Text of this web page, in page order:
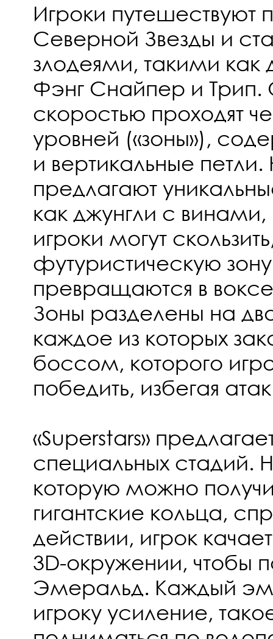
Игроки путешествуют
Северной Звезды и
злодеями, такими как
Фэнг Снайпер и Трип.
скоростью проходят
уровней («зоны»),
и вертикальные
предлагают
как джунгли с
игроки могут
футуристическую
превращаются в
Зоны разделены на
каждое из которых
боссом, которого
победить, избегая
«Superstars»
специальных стадий.
которую можно
гигантские кольца,
действии, игрок
3D-окружении, чтобы
Эмеральд. Каждый
игроку усиление,